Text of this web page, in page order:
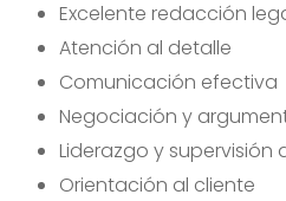
Excelente redacción
Atención al detalle
Comunicación efectiva
Negociación y
Liderazgo y supervisión
Orientación al cliente